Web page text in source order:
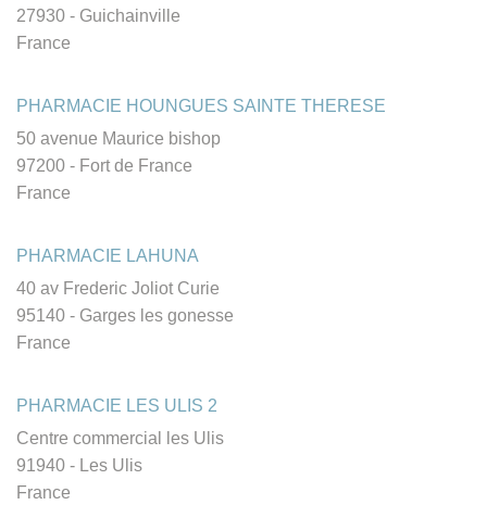
27930 - Guichainville
France
PHARMACIE HOUNGUES SAINTE THERESE
50 avenue Maurice bishop
97200 - Fort de France
France
PHARMACIE LAHUNA
40 av Frederic Joliot Curie
95140 - Garges les gonesse
France
PHARMACIE LES ULIS 2
Centre commercial les Ulis
91940 - Les Ulis
France